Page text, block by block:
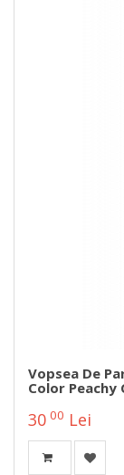
Vopsea De
Color Peachy
30 00 Lei